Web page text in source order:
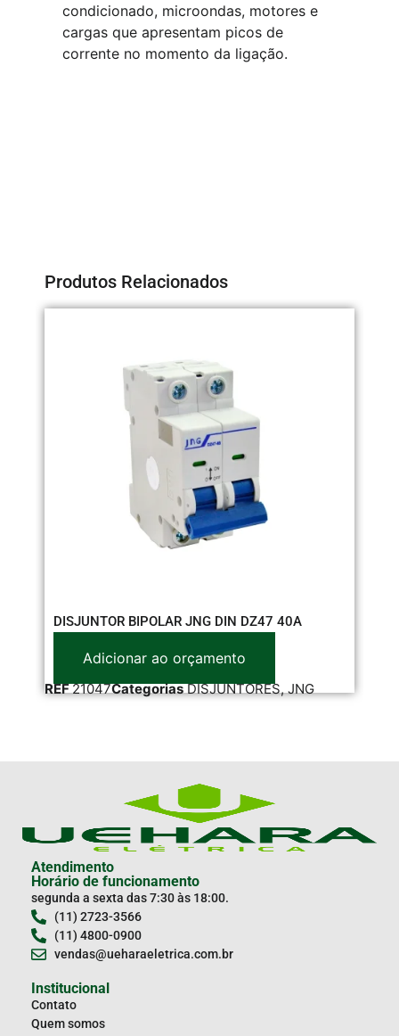
condicionado, microondas, motores e
cargas que apresentam picos de
corrente no momento da ligação.
Produtos Relacionados
DISJUNTOR BIPOLAR JNG DIN DZ47 40A
Adicionar ao orçamento
REF21047Categorias DISJUNTORES,JNG
Atendimento
Horário de funcionamento
segunda a sexta das 7:30 às 18:00.
(11) 2723-3566
(11) 4800-0900
vendas@ueharaeletrica.com.br
Institucional
Contato
Quem somos